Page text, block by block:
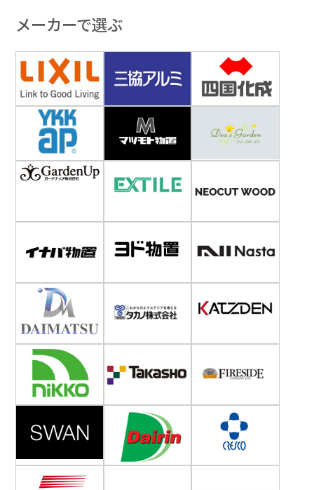
メーカーで選ぶ